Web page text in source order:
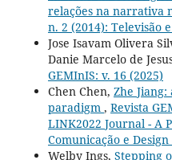
relações na narrativa
n. 2 (2014): Televisão
Jose Isavam Olivera
Danie Marcelo de
GEMInIS: v. 16 (2025)
Chen Chen, Zhe
paradigm , Revista
LINK2022 Journal - A
Comunicação e Design
Welby Ings, Stepping